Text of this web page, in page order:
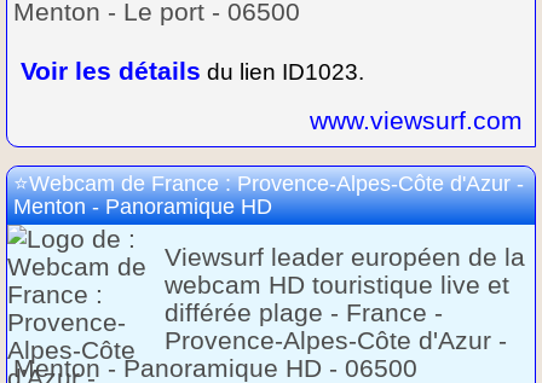
Menton - Le port - 06500
Voir les détails du lien ID1023.
www.viewsurf.com
Webcam de France : Provence-Alpes-Côte d'Azur -
Menton - Panoramique HD
Viewsurf leader européen de la
webcam HD touristique live et
différée plage - France -
Provence-Alpes-Côte d'Azur -
Menton - Panoramique HD - 06500